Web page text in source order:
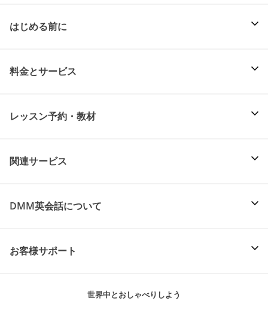
はじめる前に
料金とサービス
レッスン予約・教材
関連サービス
DMM英会話について
お客様サポート
世界中とおしゃべりしよう